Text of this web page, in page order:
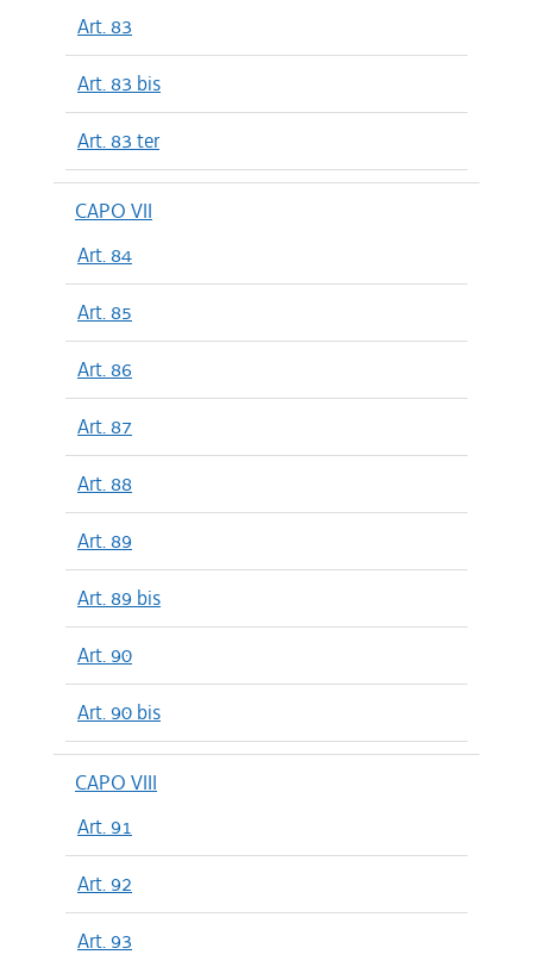
Art. 83
Art. 83 bis
Art. 83 ter
CAPO VII
Art. 84
Art. 85
Art. 86
Art. 87
Art. 88
Art. 89
Art. 89 bis
Art. 90
Art. 90 bis
CAPO VIII
Art. 91
Art. 92
Art. 93